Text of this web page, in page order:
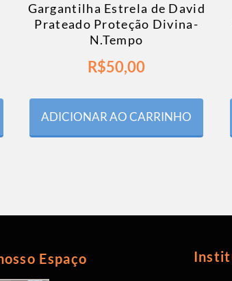
Gargantilha Estrela de David
Prateado Proteção Divina-
N.Tempo
R$50,00
ADICIONAR AO CARRINHO
Espaço